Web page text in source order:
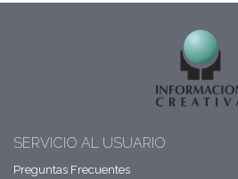
SERVICIO AL USUARIO
Preguntas Frecuentes